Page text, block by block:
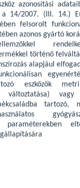
azonosítási
a 14/2007. (III. 14.)
felsorolt
azonos gyártó
történő
alapjául
eszközök
változtatása)
tartozó,
paraméterekben